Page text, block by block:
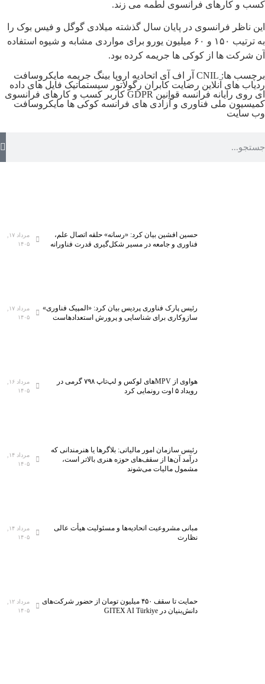
کسب و کارهای فرانسوی لطمه می زند.
این ناظر فرانسوی در پایان سال گذشته میلادی گوگل و فیس بوک را
به ترتیب ۱۵۰ و ۶۰ میلیون یورو برای مواردی مشابه و شیوه استفاده
آن شرکت ها از کوکی ها جریمه کرده بود.
برچسب ها: CNIL آر اف آی اتحادیه اروپا بینگ جریمه مایکروسافت
ردیاب های آنلاین رضایت کابران رگولاتور سیستماتیک فایل های داده
ای روی رایانه فرانسه قوانین GDPR کاربر کسب و کارهای فرانسوی
کمیسیون ملی فناوری و آزادی های فرانسه کوکی ها مایکروسافت
وب سایت
حسین افشین بیان کرد: «رسانه» حلقه اتصال علم،
فناوری و جامعه در مسیر شکل‌گیری قدرت فناورانه
۱۴۰۵
رئیس پارک فناوری پردیس بیان کرد: «المپیک فناوری»
سازوکاری برای شناسایی و پرورش استعدادهاست
۱۴۰۵
هواوی از MPVهای لوکس و لپ‌تاپ ۷۹۸ گرمی در
رویداد ۵ اوت رونمایی کرد
۱۴۰۵
رئیس سازمان امور مالیاتی: بلاگر‌ها یا هنرمندانی که
درآمد آن‌ها از سقف‌های حوزه هنری بالاتر است،
مشمول مالیات می‌شوند
۱۴۰۵
مبانی مشروعیت اتحادیه‌ها و مسئولیت هیأت عالی
نظارت
۱۴۰۵
حمایت تا سقف ۴۵۰ میلیون تومان از حضور شرکت‌های
دانش‌بنیان در GITEX AI Türkiye
۱۴۰۵